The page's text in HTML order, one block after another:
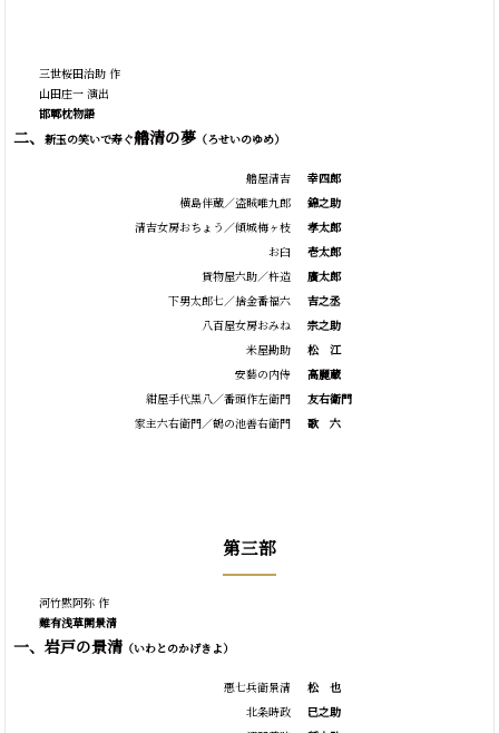
三世桜田治助 作
山田庄一 演出
邯鄲枕物語
二、 新玉の笑いで寿ぐ艪清の夢（ろせいのゆめ）
艪屋清吉
横島伴蔵／盗賊唯九郎
清吉女房おちょう／傾城梅ヶ枝
お臼
貸物屋六助／杵造
下男太郎七／捨金番福六
八百屋女房おみね
米屋勘助
安藝の内侍
紺屋手代黒八／番頭作左衛門
家主六右衛門／鶴の池善右衛門
幸四郎
錦之助
孝太郎
壱太郎
廣太郎
吉之丞
宗之助
松
江
高麗蔵
友右衛門
歌
六
第三部
河竹黙阿弥 作
難有浅草開景清
一、岩戸の景清（いわとのかげきよ）
悪七兵衛景清
北条時政
松
也
巳之助